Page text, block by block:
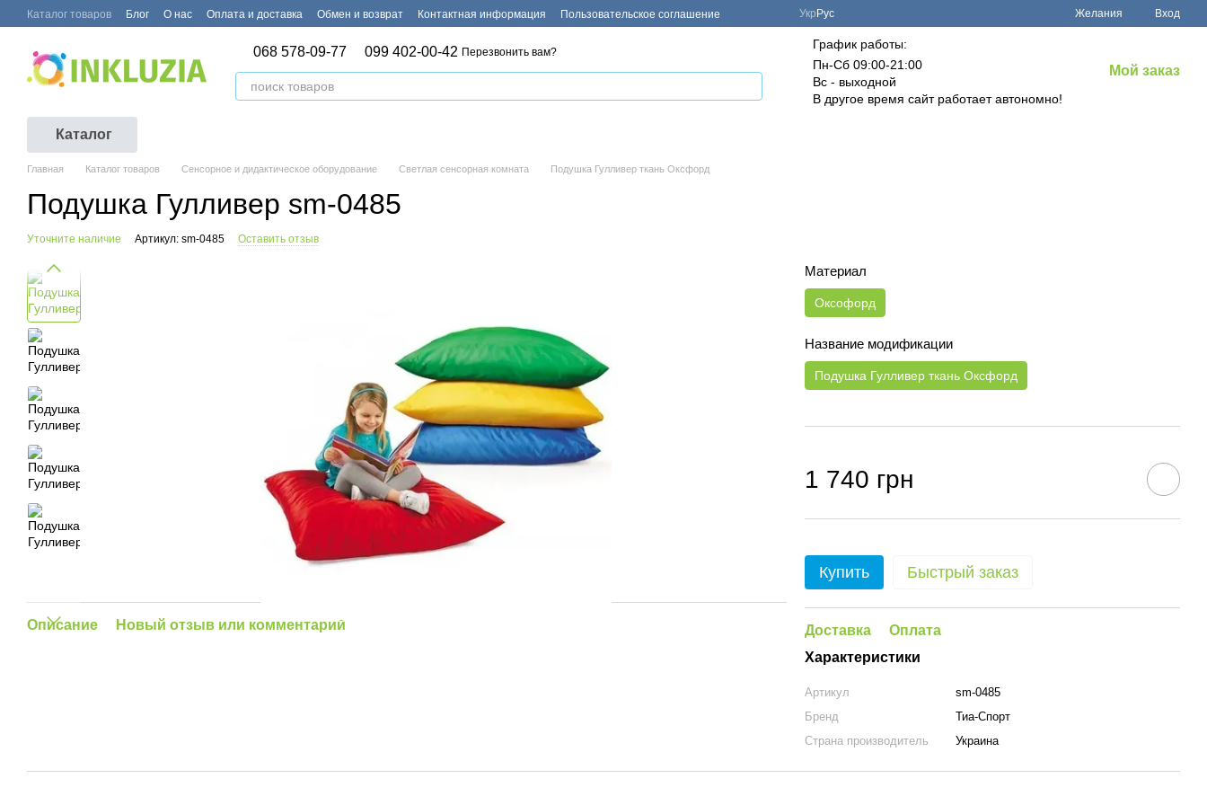
Перейти к основному контенту
Каталог товаров Блог О нас Оплата и доставка Обмен и возврат Контактная информация Пользовательское соглашение Укр Рус Желания Вход
068 578-09-77 099 402-00-42 Перезвонить вам?
График работы:
Пн-Сб 09:00-21:00
Вс - выходной
В другое время сайт работает автономно!
Мой заказ
Каталог
Главная Каталог товаров Сенсорное и дидактическое оборудование Светлая сенсорная комната Подушка Гулливер ткань Оксфорд
Подушка Гулливер sm-0485
Уточните наличие Артикул: sm-0485 Оставить отзыв
Описание Новый отзыв или комментарий
Материал
Оксофорд
Название модификации
Подушка Гулливер ткань Оксфорд
1 740 грн
Купить Быстрый заказ
Доставка
Оплата
Характеристики
Артикул
sm-0485
Бренд
Тиа-Спорт
Страна производитель
Украина